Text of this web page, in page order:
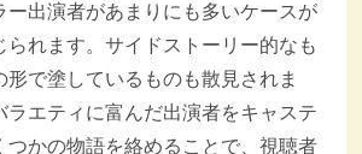
ー出演者があまりにも多いケースが
られます。サイドストーリー的なも
形で塗しているものも散見されま
ラエティに富んだ出演者をキャステ
つかの物語を絡めることで、視聴者